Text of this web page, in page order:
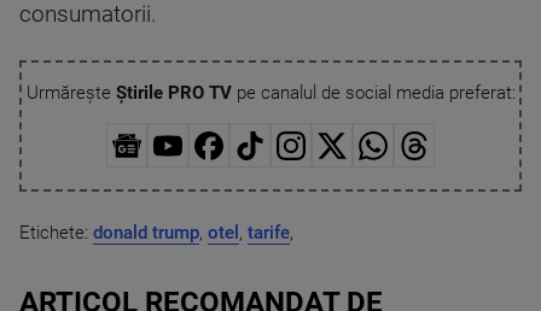
consumatorii.
Urmărește Știrile PRO TVpe canalul de social media preferat:
Etichete: donald trump, otel , tarife,
ARTICOL RECOMANDAT DE